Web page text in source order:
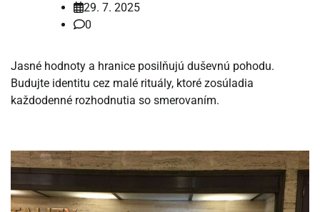
29. 7. 2025
0
Jasné hodnoty a hranice posilňujú duševnú pohodu.
Budujte identitu cez malé rituály, ktoré zosúladia
každodenné rozhodnutia so smerovaním.